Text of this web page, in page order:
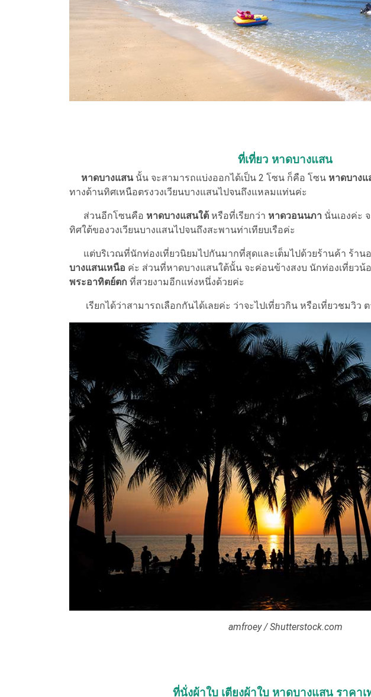
ที่เที่ยว หาดบางแสน
หาดบางแสนนั้น จะสามารถแบ่งออกได้เป็น 2 โซน ก็คือ โซน หาดบางแ
ทางด้านทิศเหนือตรงวงเวียนบางแสนไปจนถึงแหลมแท่นค่ะ
ส่วนอีกโซนคือ หาดบางแสนใต้ หรือที่เรียกว่า หาดวอนนภา นั่นเองค่ะ
ทิศใต้ของวงเวียนบางแสนไปจนถึงสะพานท่าเทียบเรือค่ะ
แต่บริเวณที่นักท่องเที่ยวนิยมไปกันมากที่สุดและเต็มไปด้วยร้านค้า ร้าน
บางแสนเหนือ ค่ะ ส่วนที่หาดบางแสนใต้นั้น จะค่อนข้างสงบ นักท่องเที่ยวน้
พระอาทิตย์ตก ที่สวยงามอีกแห่งหนึ่งด้วยค่ะ
เรียกได้ว่าสามารถเลือกกันได้เลยค่ะ ว่าจะไปเที่ยวกิน หรือเที่ยวชมวิว
amfroey / Shutterstock.com
ที่นั่งผ้าใบ เตียงผ้าใบ หาดบางแสน ราคาเ